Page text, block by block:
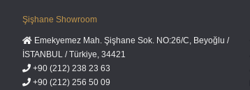
Şişhane Showroom
Emekyemez Mah. Şişhane Sok. NO:26/C, Beyoğlu /
İSTANBUL / Türkiye, 34421
+90 (212) 238 23 63
+90 (212) 256 50 09